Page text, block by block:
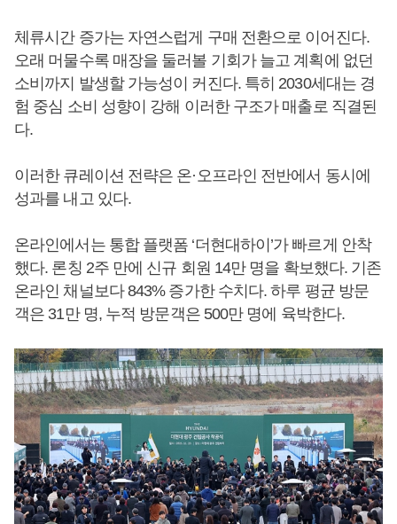
체류시간 증가는 자연스럽게 구매 전환으로 이어진다.
오래 머물수록 매장을 둘러볼 기회가 늘고 계획에 없던
소비까지 발생할 가능성이 커진다. 특히 2030세대는 경
험 중심 소비 성향이 강해 이러한 구조가 매출로 직결된
다.
이러한 큐레이션 전략은 온·오프라인 전반에서 동시에
성과를 내고 있다.
온라인에서는 통합 플랫폼 ‘더현대하이’가 빠르게 안착
했다. 론칭 2주 만에 신규 회원 14만 명을 확보했다. 기존
온라인 채널보다 843% 증가한 수치다. 하루 평균 방문
객은 31만 명, 누적 방문객은 500만 명에 육박한다.